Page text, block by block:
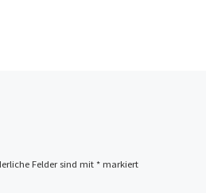
Felder sind mit *markiert